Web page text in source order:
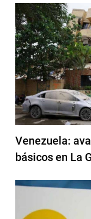
Venezuela:
básicos en La